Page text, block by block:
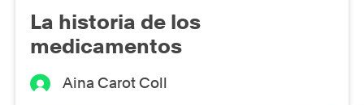
La historia de los
medicamentos
Aina Carot Coll